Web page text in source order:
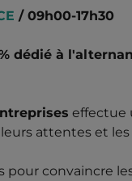
/ 09h00-17h30
dédié à
effectue
attentes et
convaincre